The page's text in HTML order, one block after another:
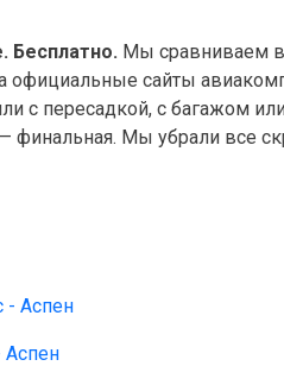
Бесплатно. Мы сравниваем
официальные сайты
пересадкой, с багажом
Мы убрали все
- Аспен
Аспен